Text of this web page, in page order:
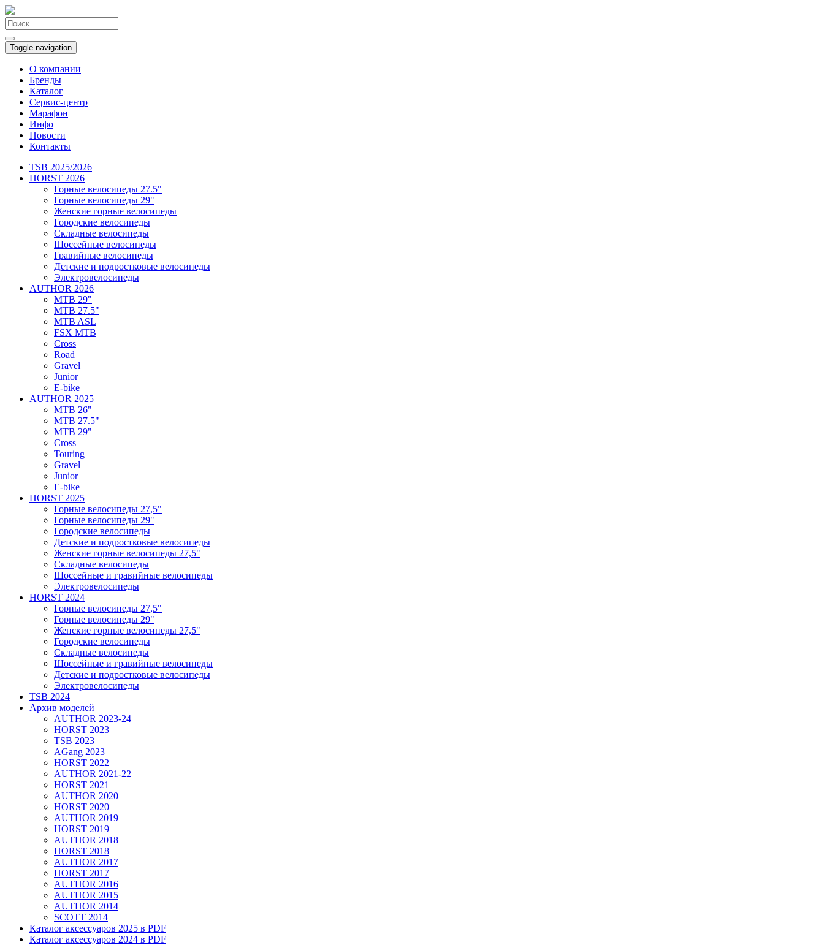
Toggle navigation
О компании
Бренды
Каталог
Сервис-центр
Марафон
Инфо
Новости
Контакты
TSB 2025/2026
HORST 2026
Горные велосипеды 27.5"
Горные велосипеды 29"
Женские горные велосипеды
Городские велосипеды
Складные велосипеды
Шоссейные велосипеды
Гравийные велосипеды
Детские и подростковые велосипеды
Электровелосипеды
AUTHOR 2026
MTB 29"
MTB 27.5"
MTB ASL
FSX MTB
Cross
Road
Gravel
Junior
E-bike
AUTHOR 2025
MTB 26"
MTB 27.5"
MTB 29"
Cross
Touring
Gravel
Junior
E-bike
HORST 2025
Горные велосипеды 27,5"
Горные велосипеды 29"
Городские велосипеды
Детские и подростковые велосипеды
Женские горные велосипеды 27,5"
Складные велосипеды
Шоссейные и гравийные велосипеды
Электровелосипеды
HORST 2024
Горные велосипеды 27,5"
Горные велосипеды 29"
Женские горные велосипеды 27,5"
Городские велосипеды
Складные велосипеды
Шоссейные и гравийные велосипеды
Детские и подростковые велосипеды
Электровелосипеды
TSB 2024
Архив моделей
AUTHOR 2023-24
HORST 2023
TSB 2023
AGang 2023
HORST 2022
AUTHOR 2021-22
HORST 2021
AUTHOR 2020
HORST 2020
AUTHOR 2019
HORST 2019
AUTHOR 2018
HORST 2018
AUTHOR 2017
HORST 2017
AUTHOR 2016
AUTHOR 2015
AUTHOR 2014
SCOTT 2014
Каталог аксессуаров 2025 в PDF
Каталог аксессуаров 2024 в PDF